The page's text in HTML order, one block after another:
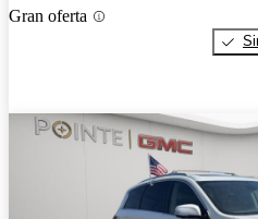
Gran oferta